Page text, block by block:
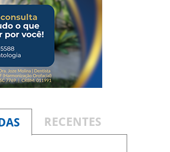
RECENTES